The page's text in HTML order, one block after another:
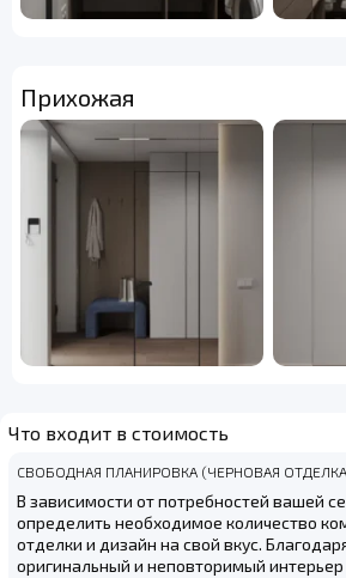
Прихожая
Что входит в стоимость
СВОБОДНАЯ ПЛАНИРОВКА (ЧЕРНОВАЯ
В зависимости от потребностей вашей
определить необходимое количество
отделки и дизайн на свой вкус.
оригинальный и неповторимый